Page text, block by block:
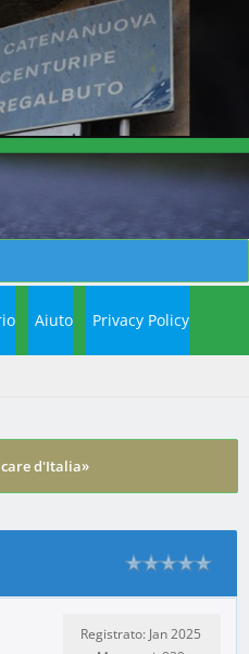
Aiuto Privacy Policy
d'Italia»
Registrato: Jan 2025